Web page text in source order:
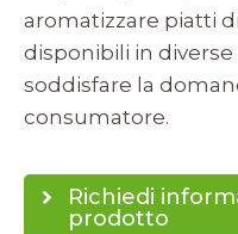
aromatizzare piatti
disponibili in
soddisfare la
consumatore.
Richiedi
prodotto